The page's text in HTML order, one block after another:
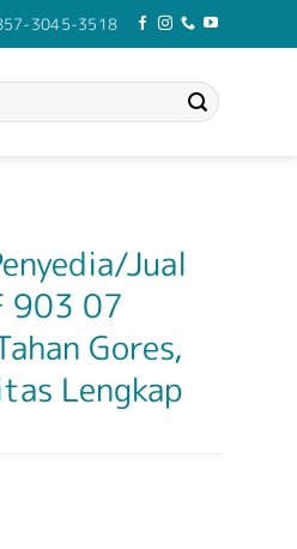
3045-3518
Jual
903 07
Gores,
Lengkap